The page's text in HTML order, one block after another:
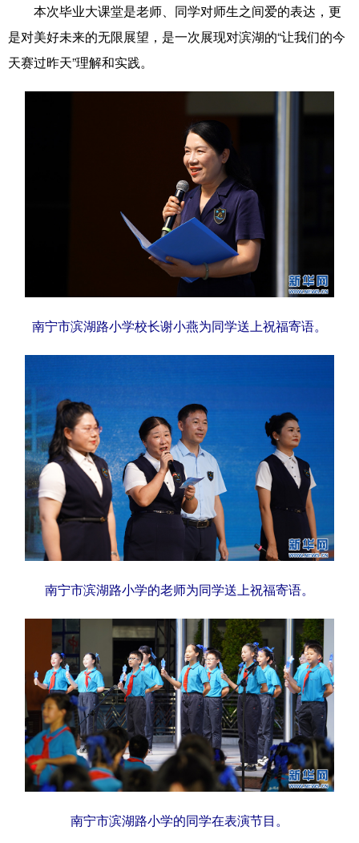
地方频道
上海 江苏
福建
湖北
广西 海南
贵州 云南
青海 宁夏
新疆 内蒙古 黑龙江
English Español Français عربى
Русский язык 日本語 한국어
Deutsch Português
本次毕业大课堂是老师、同学对师生之间爱的表达，更
是对美好未来的无限展望，是一次展现对滨湖的“让我们的今
天赛过昨天”理解和实践。
南宁市滨湖路小学校长谢小燕为同学送上祝福寄语。
南宁市滨湖路小学的老师为同学送上祝福寄语。
南宁市滨湖路小学的同学在表演节目。